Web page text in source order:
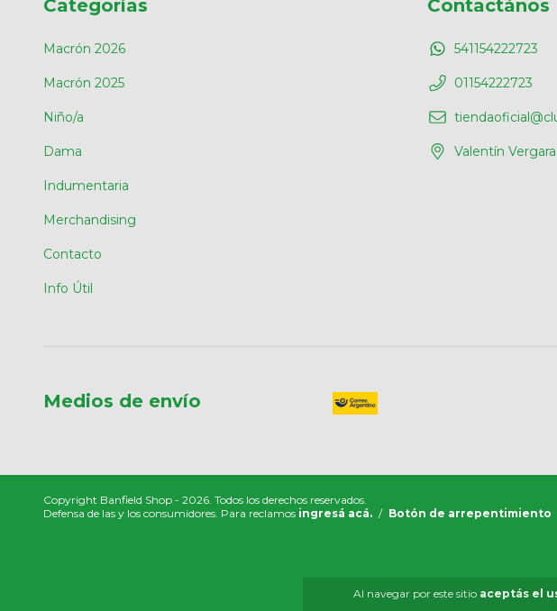
Al navegar por este sitio aceptás el
Categorías
Macrón 2026
Macrón 2025
Niño/a
Dama
Indumentaria
Merchandising
Contacto
Info Útil
Contactános
541154222723
01154222723
Valentín
Medios de envío
Copyright Banfield Shop - 2026. Todos los derechos reservados.
Defensa de las y los consumidores. Para reclamos ingresá acá. / Botón de arrepentimiento